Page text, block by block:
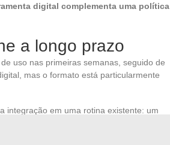
digital complementa uma política
a longo prazo
uso nas primeiras semanas, seguido de
mas o formato está particularmente
integração em uma rotina existente: um